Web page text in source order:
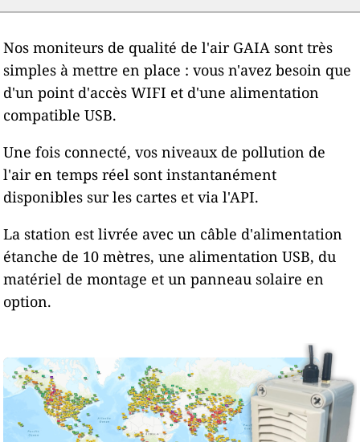
Nos moniteurs de qualité de l'air GAIA sont très
simples à mettre en place : vous n'avez besoin que
d'un point d'accès WIFI et d'une alimentation
compatible USB.
Une fois connecté, vos niveaux de pollution de
l'air en temps réel sont instantanément
disponibles sur les cartes et via l'API.
La station est livrée avec un câble d'alimentation
étanche de 10 mètres, une alimentation USB, du
matériel de montage et un panneau solaire en
option.